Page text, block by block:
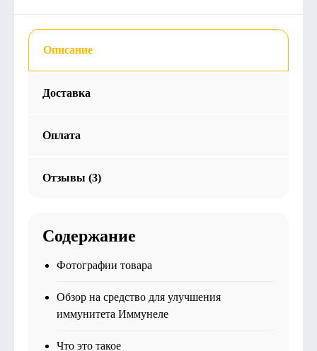
Описание
Доставка
Оплата
Отзывы (3)
Содержание
Фотографии товара
Обзор на средство для улучшения
иммунитета Иммунеле
Что это такое